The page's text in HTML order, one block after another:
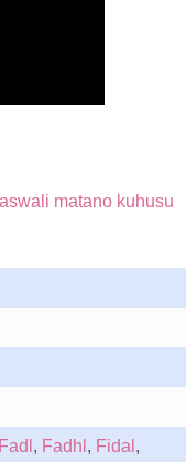
matano kuhusu
Fadl , Fadhl , Fidal ,